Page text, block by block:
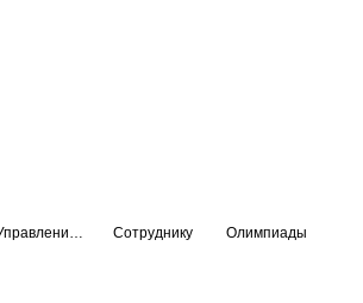
Сотруднику Олимпиады